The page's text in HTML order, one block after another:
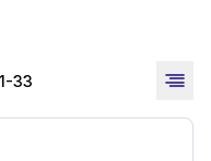
33